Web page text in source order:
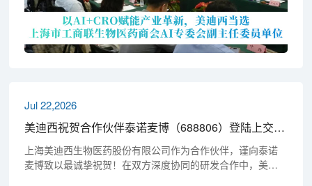
Jul 22,2026
美迪西祝贺合作伙伴泰诺麦博（688806）登陆上交所科创板
上海美迪西生物医药股份有限公司作为合作伙伴，谨向泰诺
麦博致以最诚挚祝贺！在双方深度协同的研发合作中，美迪